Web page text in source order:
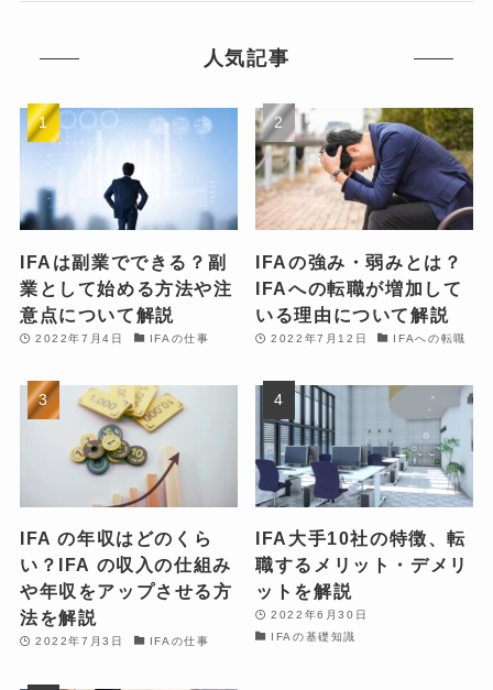
人気記事
IFAは副業でできる？副
業として始める方法や注
意点について解説
2022年7月4日 IFAの仕事
IFAの強み・弱みとは？
IFAへの転職が増加して
いる理由について解説
2022年7月12日 IFAへの転職
IFA の年収はどのくら
い？IFA の収入の仕組み
や年収をアップさせる方
法を解説
2022年7月3日 IFAの仕事
IFA大手10社の特徴、転
職するメリット・デメリ
ットを解説
2022年6月30日
IFAの基礎知識